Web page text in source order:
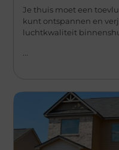
Je thuis moet een
kunt ontspannen en
luchtkwaliteit